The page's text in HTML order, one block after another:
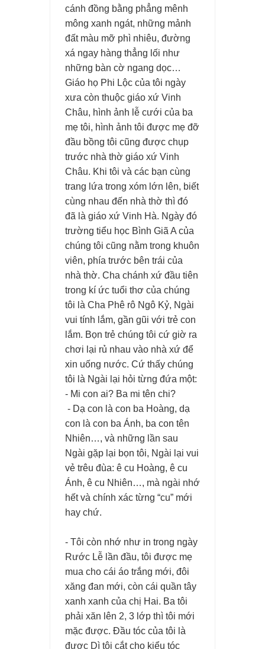
cánh đồng bằng phẳng mênh
mông xanh ngát, những mảnh
đất màu mỡ phì nhiêu, đường
xá ngay hàng thẳng lối như
những bàn cờ ngang dọc…
Giáo họ Phi Lộc của tôi ngày
xưa còn thuộc giáo xứ Vinh
Châu, hình ảnh lễ cưới của ba
mẹ tôi, hình ảnh tôi được mẹ đỡ
đầu bồng tôi cũng được chụp
trước nhà thờ giáo xứ Vinh
Châu. Khi tôi và các bạn cùng
trang lứa trong xóm lớn lên, biết
cùng nhau đến nhà thờ thì đó
đã là giáo xứ Vinh Hà. Ngày đó
trường tiểu học Bình Giã A của
chúng tôi cũng nằm trong khuôn
viên, phía trước bên trái của
nhà thờ. Cha chánh xứ đầu tiên
trong kí ức tuổi thơ của chúng
tôi là Cha Phê rô Ngô Kỷ, Ngài
vui tính lắm, gần gũi với trẻ con
lắm. Bọn trẻ chúng tôi cứ giờ ra
chơi lại rủ nhau vào nhà xứ để
xin uống nước. Cứ thấy chúng
tôi là Ngài lại hỏi từng đứa một:
- Mi con ai? Ba mi tên chi?
- Dạ con là con ba Hoàng, dạ
con là con ba Ánh, ba con tên
Nhiên…, và những lần sau
Ngài gặp lại bọn tôi, Ngài lại vui
vẻ trêu đùa: ê cu Hoàng, ê cu
Ánh, ê cu Nhiên…, mà ngài nhớ
hết và chính xác từng “cu” mới
hay chứ.
- Tôi còn nhớ như in trong ngày
Rước Lễ lần đầu, tôi được mẹ
mua cho cái áo trắng mới, đôi
xăng đan mới, còn cái quần tây
xanh xanh của chị Hai. Ba tôi
phải xăn lên 2, 3 lớp thì tôi mới
mặc được. Đầu tóc của tôi là
được Dì tôi cắt cho kiểu tóc